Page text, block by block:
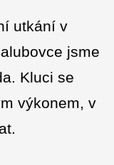
utkání v
jsme
Kluci se
výkonem, v